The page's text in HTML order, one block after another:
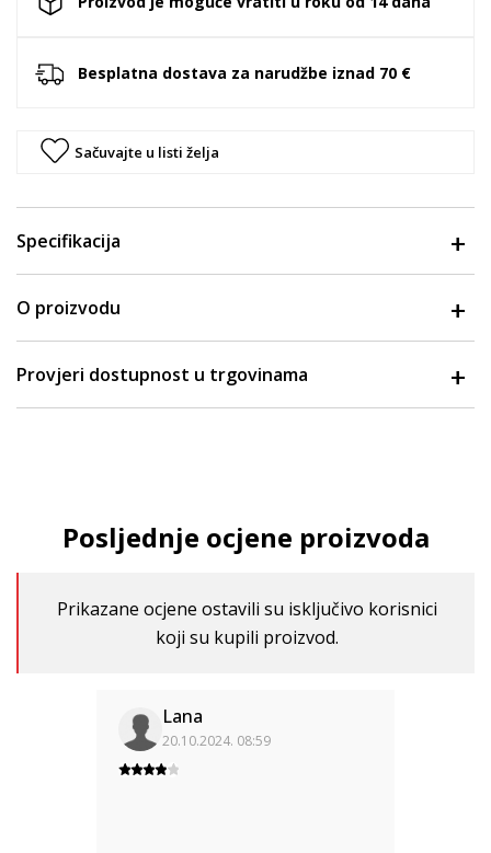
Besplatna dostava za narudžbe iznad 70 €
Sačuvajte u listi želja
Specifikacija
O proizvodu
Provjeri dostupnost u trgovinama
Posljednje ocjene proizvoda
Prikazane ocjene ostavili su isključivo korisnici
koji su kupili proizvod.
Lana
20.10.2024. 08:59